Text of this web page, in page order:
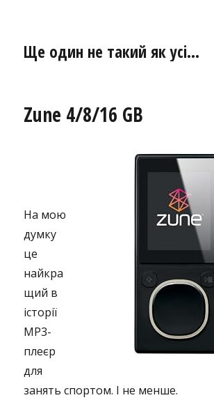
Ще один не такий як усі…
Zune 4/8/16 GB
На мою
думку
це
найкра
щий в
історії
MP3-
плеєр
для
занять спортом. І не менше.